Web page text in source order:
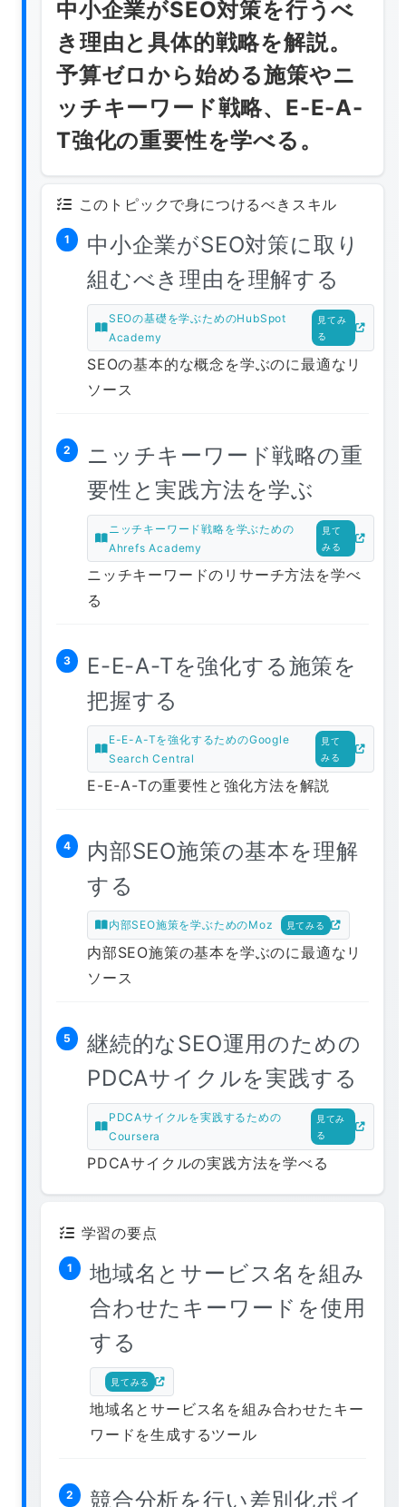
中小企業がSEO対策を行うべ
き理由と具体的戦略を解説。
予算ゼロから始める施策やニ
ッチキーワード戦略、E-E-A-
T強化の重要性を学べる。
このトピックで身につけるべきスキル
1
中小企業がSEO対策に取り
組むべき理由を理解する
SEOの基礎を学ぶためのHubSpot
Academy
見てみ
る
SEOの基本的な概念を学ぶのに最適なリ
ソース
2
ニッチキーワード戦略の重
要性と実践方法を学ぶ
ニッチキーワード戦略を学ぶための
Ahrefs Academy
見て
みる
ニッチキーワードのリサーチ方法を学べ
る
3
E-E-A-Tを強化する施策を
把握する
E-E-A-Tを強化するためのGoogle
Search Central
見て
みる
E-E-A-Tの重要性と強化方法を解説
4
内部SEO施策の基本を理解
する
内部SEO施策を学ぶためのMoz 見てみる
内部SEO施策の基本を学ぶのに最適なリ
ソース
5
継続的なSEO運用のための
PDCAサイクルを実践する
PDCAサイクルを実践するための
Coursera
見てみ
る
PDCAサイクルの実践方法を学べる
学習の要点
1
地域名とサービス名を組み
合わせたキーワードを使用
する
見てみる
地域名とサービス名を組み合わせたキー
ワードを生成するツール
2 競合分析を行い差別化ポイ